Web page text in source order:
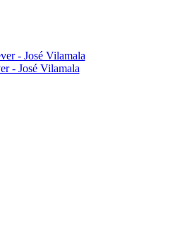
- José Vilamala